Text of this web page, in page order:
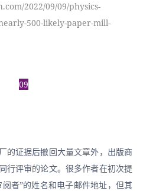
2022/09/09/physics-
500-likely-paper-mill-
09
的证据后撤回大量文章外，出版商
行评审的论文。很多作者在初次提
者”的姓名和电子邮件地址，但其